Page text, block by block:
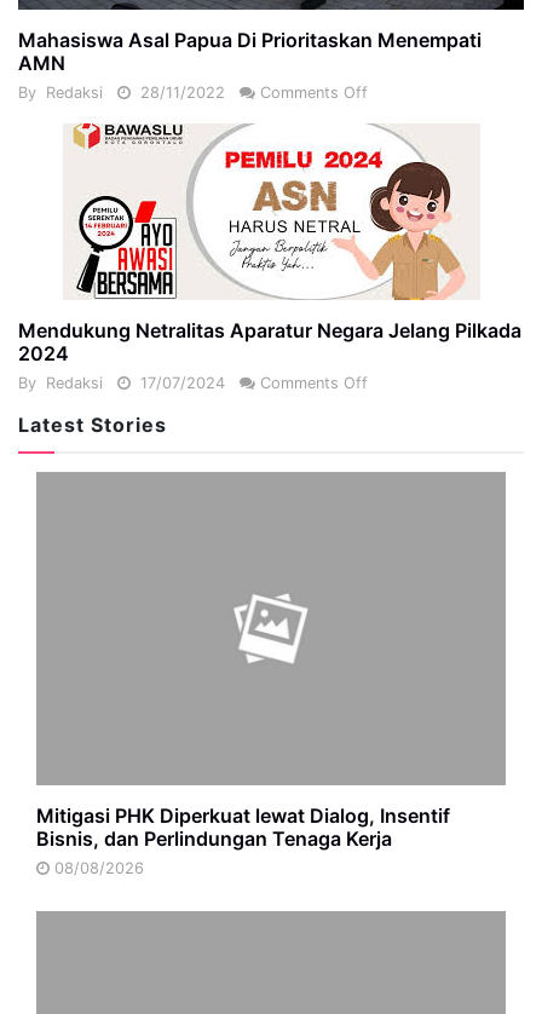
Mahasiswa Asal Papua Di Prioritaskan Menempati
AMN
By Redaksi 28/11/2022 Comments Off
Mendukung Netralitas Aparatur Negara Jelang Pilkada
2024
By Redaksi 17/07/2024 Comments Off
Latest Stories
Mitigasi PHK Diperkuat lewat Dialog, Insentif
Bisnis, dan Perlindungan Tenaga Kerja
08/08/2026